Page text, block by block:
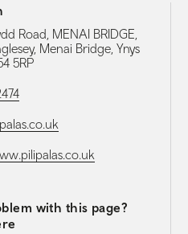
Road, MENAI BRIDGE,
Menai Bridge, Ynys
5RP
with this page?